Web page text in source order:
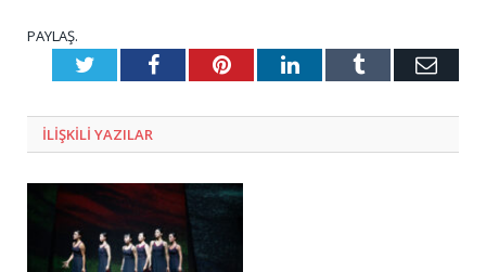
PAYLAŞ.
TwitterFacebookPinterestLinkedInTumblr E-
ILIŞKILI YAZILAR